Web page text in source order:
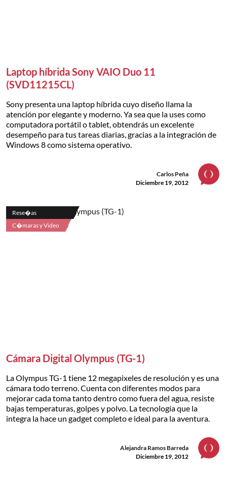
Laptop híbrida Sony VAIO Duo 11
(SVD11215CL)
Sony presenta una laptop híbrida cuyo diseño llama la
atención por elegante y moderno. Ya sea que la uses como
computadora portátil o tablet, obtendrás un excelente
desempeño para tus tareas diarias, gracias a la integración de
Windows 8 como sistema operativo.
Carlos Peña
Diciembre 19, 2012
Rese�as
C�maras y Video
Cámara Digital Olympus (TG-1)
La Olympus TG-1 tiene 12 megapixeles de resolución y es una
cámara todo terreno. Cuenta con diferentes modos para
mejorar cada toma tanto dentro como fuera del agua, resiste
bajas temperaturas, golpes y polvo. La tecnología que la
integra la hace un gadget completo e ideal para la aventura.
Alejandra Ramos Barreda
Diciembre 19, 2012